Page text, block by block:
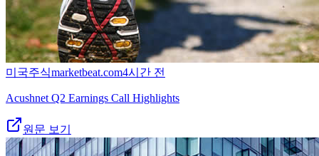
미국주식marketbeat.com4시간 전
Acushnet Q2 Earnings Call Highlights
원문 보기